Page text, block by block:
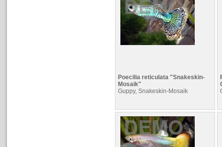
Poecilia reticulata "Snakeskin-
Mosaik"
Guppy, Snakeskin-Mosaik